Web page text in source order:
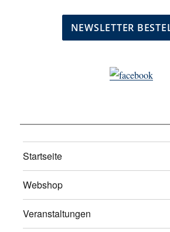
Startseite
Webshop
Veranstaltungen